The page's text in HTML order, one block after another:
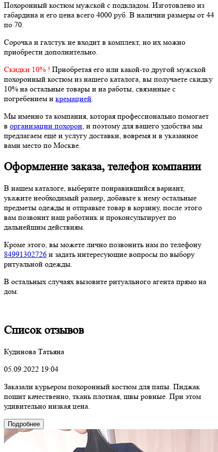
Похоронный костюм мужской с подкладом. Изготовлено из
габардина и его цена всего 4000 руб. В наличии размеры от 44
по 70.
Сорочка и галстук не входит в комплект, но их можно
приобрести дополнительно.
Скидки 10% ! Приобретая его или какой-то другой мужской
похоронный костюм из нашего каталога, вы получаете скидку
10% на остальные товары и на работы, связанные с
погребением и кремацией.
Мы именно та компания, которая профессионально помогает
в организации похорон, и поэтому для вашего удобства мы
предлагаем ещё и услугу доставки, вовремя и в указанное
вами место по Москве.
Оформление заказа, телефон компании
В нашем каталоге, выберите понравившийся вариант,
укажите необходимый размер, добавьте к нему остальные
предметы одежды и отправьте товар в корзину, после этого
вам позвонит наш работник и проконсультирует по
дальнейшим действиям.
Кроме этого, вы можете лично позвонить нам по телефону
84991302726 и задать интересующие вопросы по выбору
ритуальной одежды.
В остальных случаях вызовите ритуального агента прямо на
дом.
Список отзывов
Кудинова Татьяна
05.09.2022 19:04
Заказали курьером похоронный костюм для папы. Пиджак
пошит качественно, ткань плотная, швы ровные. При этом
удивительно низкая цена.
Подробнее